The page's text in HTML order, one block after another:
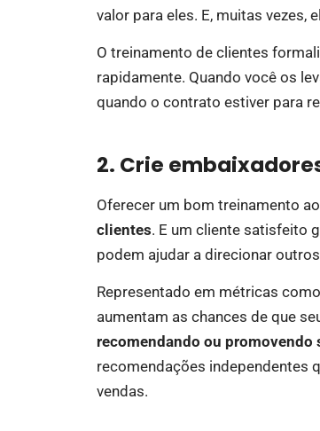
valor para eles. E, muitas vezes,
O treinamento de clientes
rapidamente. Quando você os
quando o contrato estiver para
2. Crie
Oferecer um bom treinamento
clientes. E um cliente satisfeito
podem ajudar a direcionar
Representado em métricas
aumentam as chances de que
recomendando ou promovendo
recomendações independentes
vendas.